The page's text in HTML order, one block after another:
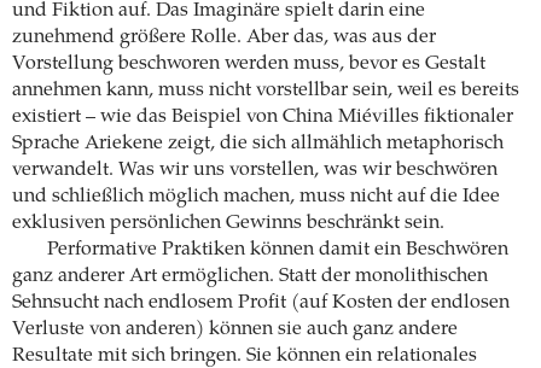
und Fiktion auf. Das Imaginäre spielt darin eine
zunehmend größere Rolle. Aber das, was aus der
Vorstellung beschworen werden muss, bevor es Gestalt
annehmen kann, muss nicht vorstellbar sein, weil es bereits
existiert – wie das Beispiel von China Miévilles fiktionaler
Sprache Ariekene zeigt, die sich allmählich metaphorisch
verwandelt. Was wir uns vorstellen, was wir beschwören
und schließlich möglich machen, muss nicht auf die Idee
exklusiven persönlichen Gewinns beschränkt sein.
Performative Praktiken können damit ein Beschwören
ganz anderer Art ermöglichen. Statt der monolithischen
Sehnsucht nach endlosem Profit (auf Kosten der endlosen
Verluste von anderen) können sie auch ganz andere
Resultate mit sich bringen. Sie können ein relationales